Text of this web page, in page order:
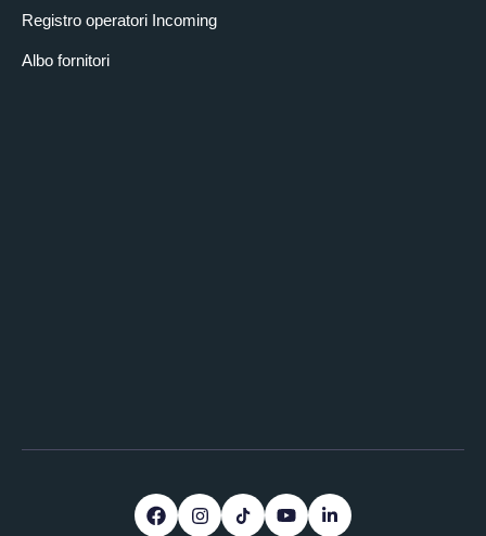
Registro operatori Incoming
Albo fornitori